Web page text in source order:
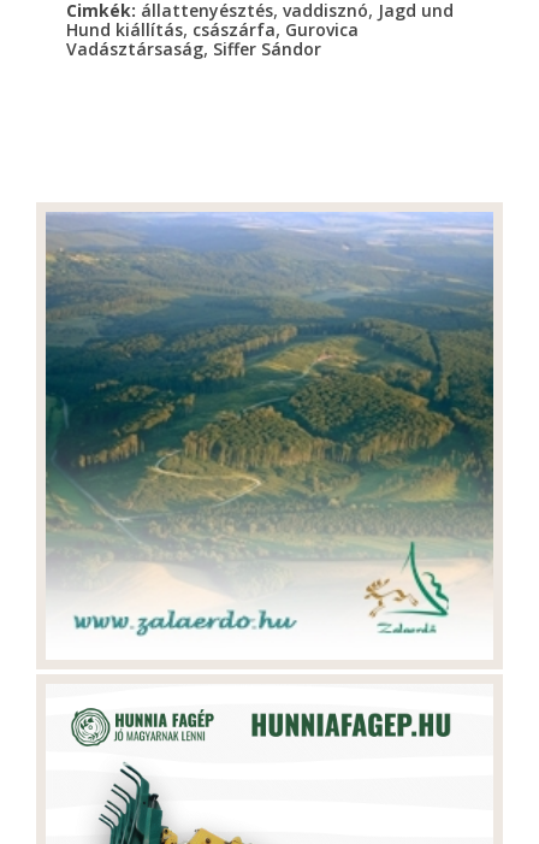
Cimkék: állattenyésztés, vaddisznó, Jagd und
Hund kiállítás, császárfa, Gurovica
Vadásztársaság, Siffer Sándor